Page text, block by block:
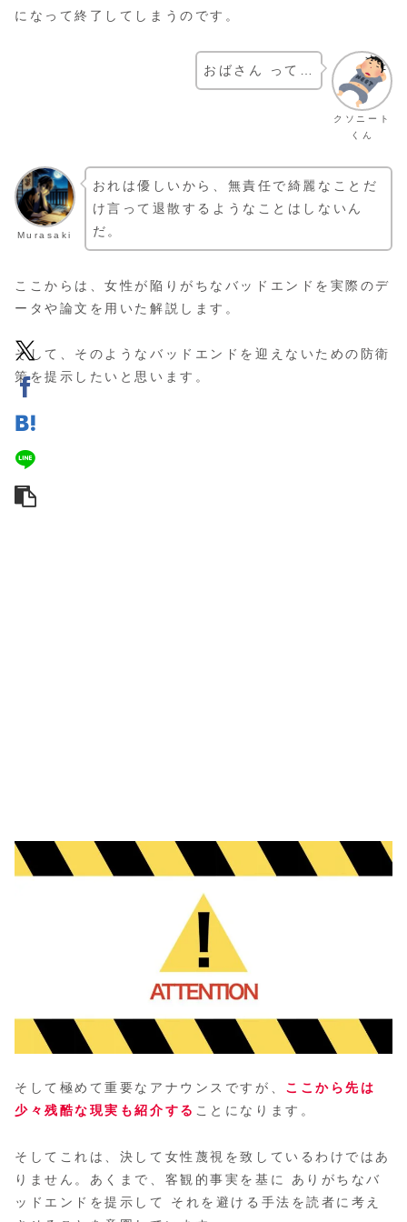
になって終了してしまうのです。
クソニート
くん
おばさん って…
Murasaki
おれは優しいから、無責任で綺麗なことだ
け言って退散するようなことはしないん
だ。
ここからは、女性が陥りがちなバッドエンドを実際のデ
ータや論文を用いた解説します。
そして、そのようなバッドエンドを迎えないための防衛
策を提示したいと思います。
そして極めて重要なアナウンスですが、 ここから先は
少々残酷な現実も紹介する ことになります。
そしてこれは、決して女性蔑視を致しているわけではあ
りません。あくまで、客観的事実を基に ありがちなバ
ッドエンドを提示して それを避ける手法を読者に考え